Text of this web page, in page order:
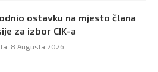
ostavku na mjesto člana
za izbor CIK-a
8 Augusta 2026,